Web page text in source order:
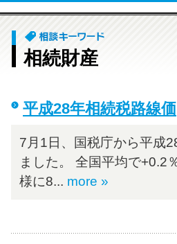
相続財産
平成28年相続税路線価
7月1日、国税庁から平成
ました。 全国平均で+0.2
様に8... more »